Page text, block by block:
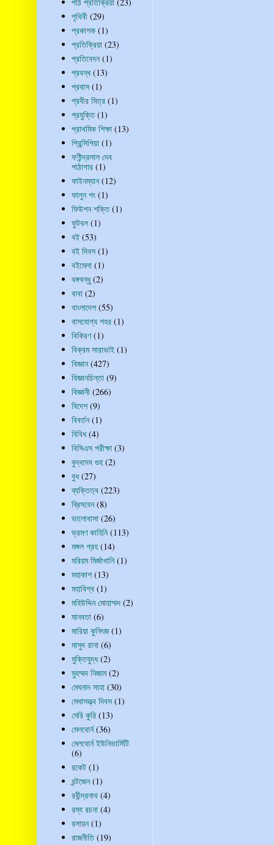
পৃথিবী (29)
প্রকাশক (1)
প্রতিক্রিয়া (23)
প্রতিবেদন (1)
প্রবন্ধ (13)
প্রবাস (1)
প্রবীর মিত্র (1)
প্রযুক্তি (1)
প্রাথমিক শিক্ষা (13)
প্রিন্সিপিয়া (1)
ফণীন্দ্রলাল দেব
পাঠাগার (1)
ফাইনম্যান (12)
ফালুন গং (1)
ফিউশন শক্তি (1)
ফুটবল (1)
বই (53)
বই দিবস (1)
বইমেলা (1)
বঙ্গবন্ধু (2)
বাবা (2)
বাংলাদেশ (55)
বাসযোগ্য শহর (1)
বিকিরণ (1)
বিক্রম সারাভাই (1)
বিজ্ঞান (427)
বিজ্ঞানচিন্তা (9)
বিজ্ঞানী (266)
বিদেশ (9)
বিবর্তন (1)
বিবিধ (4)
বিসিএস পরীক্ষা (3)
বুদ্ধদেব গুহ (2)
বুধ (27)
ব্যক্তিত্ব (223)
ব্রিসবেন (8)
ভালোবাসা (26)
ভ্রমণ কাহিনি (113)
মঙ্গল গ্রহ (14)
মরিয়ম মির্জাখানি (1)
মহাকাশ (13)
মহাবিশ্ব (1)
মহিউদ্দিন মোহাম্মদ (2)
মানবতা (6)
মারিয়া কুনিৎজ (1)
মাসুদ রানা (6)
মুক্তিযুদ্ধ (2)
মুহম্মদ নিজাম (2)
মেঘনাদ সাহা (30)
মেধাসত্ত্ব দিবস (1)
মেরি কুরি (13)
মেলবোর্ন (36)
মেলবোর্ন ইউনিভার্সিটি
(6)
রকেট (1)
রন্টজেন (1)
রবীন্দ্রনাথ (4)
রম্য রচনা (4)
রসায়ন (1)
রাজনীতি (19)